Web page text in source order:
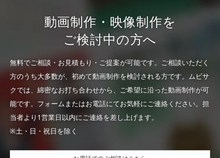
動画制作・映像制作を
ご検討中の方へ
無料でご相談・お見積もり・ご提案が可能です。 ご相談いただく
方のうち大多数が、初めて動画制作を検討される方です。 ムビサ
クでは、綿密なお打ち合わせから、ご希望に沿った動画制作が可
能です。 フォームまたはお電話にてお気軽にご連絡ください。 担
当者より1営業日以内にご連絡を差し上げます。
※土・日・祝日を除く